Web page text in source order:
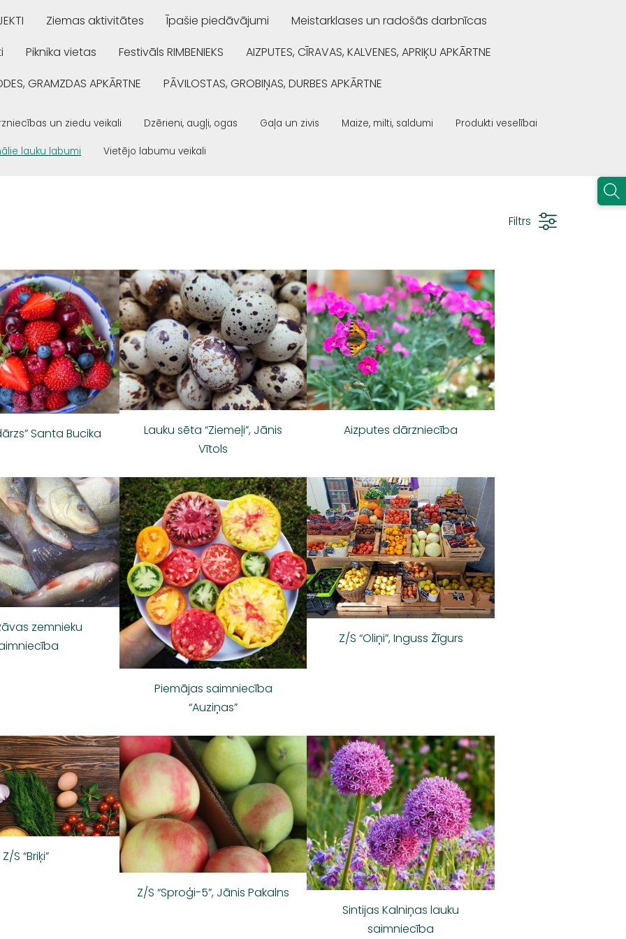
Ziemas aktivitātes Īpašie piedāvājumi
Meistarklases un radošās darbnīcas
Piknika vietas Festivāls RIMBENIEKS
AIZPUTES, CĪRAVAS, KALVENES, APRIĶU APKĀRTNE
GRAMZDAS APKĀRTNE
PĀVILOSTAS, GROBIŅAS, DURBES APKĀRTNE
un ziedu veikali Dzērieni, augļi, ogas Gaļa un zivis Maize, milti, saldumi Produkti veselībai
lauku labumi Vietējo labumu veikali
Filtrs
Santa Bucika
Lauku sēta “Ziemeļi”, Jānis
Vītols
Aizputes dārzniecība
zemnieku
Piemājas saimniecība
“Auziņas”
Z/S “Oliņi”, Inguss Žīgurs
Z/S “Briķi”
Z/S “Sproģi-5”, Jānis Pakalns
Sintijas Kalniņas lauku
saimniecība